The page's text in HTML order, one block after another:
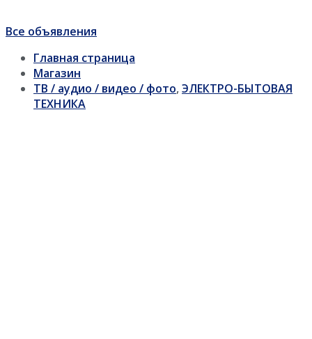
Все объявления
Главная страница
Магазин
ТВ / аудио / видео / фото,ЭЛЕКТРО-БЫТОВАЯ
ТЕХНИКА